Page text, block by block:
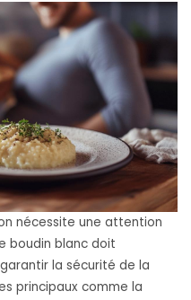
nécessite une attention
boudin blanc doit
la sécurité de la
principaux comme la